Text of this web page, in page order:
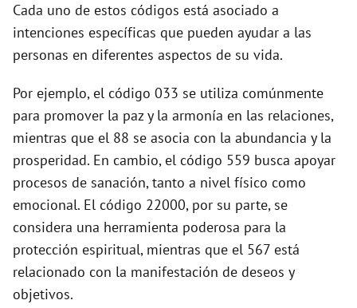
Cada uno de estos códigos está asociado a
intenciones específicas que pueden ayudar a las
personas en diferentes aspectos de su vida.
Por ejemplo, el código 033 se utiliza comúnmente
para promover la paz y la armonía en las relaciones,
mientras que el 88 se asocia con la abundancia y la
prosperidad. En cambio, el código 559 busca apoyar
procesos de sanación, tanto a nivel físico como
emocional. El código 22000, por su parte, se
considera una herramienta poderosa para la
protección espiritual, mientras que el 567 está
relacionado con la manifestación de deseos y
objetivos.